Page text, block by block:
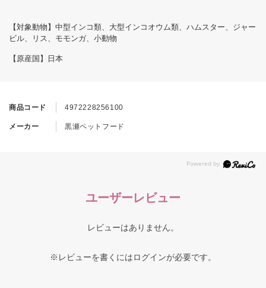
商品コード 4972228256100
メーカー 黒瀬ペットフード
【対象動物】中型インコ類、大型インコオウム類、ハムスター、ジャー
ビル、リス、モモンガ、小動物
【原産国】日本
ユーザーレビュー
レビューはありません。
※レビューを書くにはログインが必要です。